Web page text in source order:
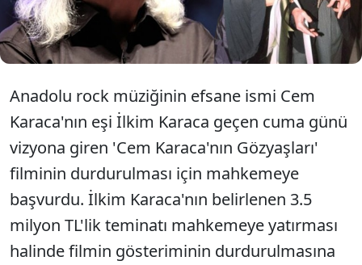
Anadolu rock müziğinin efsane ismi Cem
Karaca'nın eşi İlkim Karaca geçen cuma günü
vizyona giren 'Cem Karaca'nın Gözyaşları'
filminin durdurulması için mahkemeye
başvurdu. İlkim Karaca'nın belirlenen 3.5
milyon TL'lik teminatı mahkemeye yatırması
halinde filmin gösteriminin durdurulmasına